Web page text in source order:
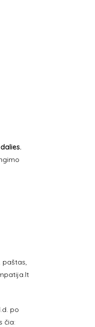
paštas,
po
čia: